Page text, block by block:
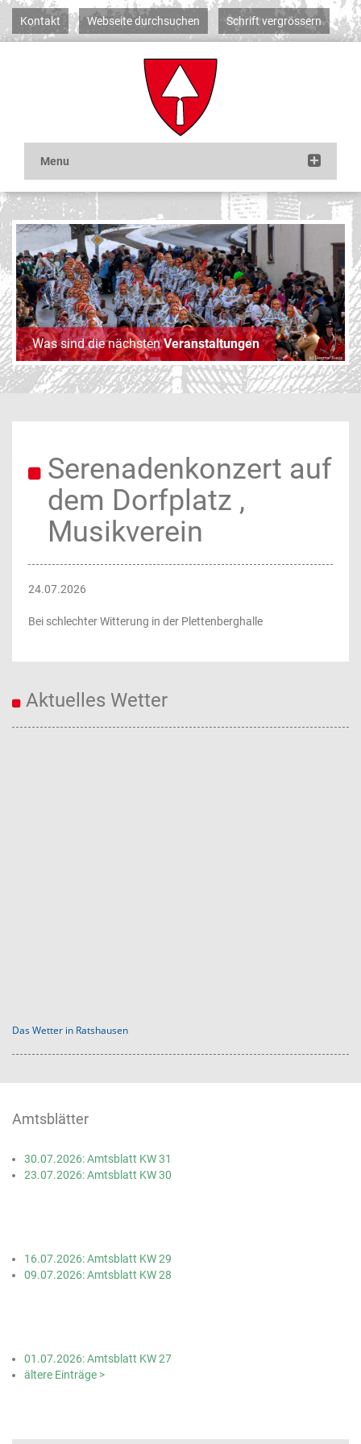
Kontakt Webseite durchsuchen Schrift vergrössern
Was sind die nächstenVeranstaltungen
Serenadenkonzert auf
dem Dorfplatz ,
Musikverein
24.07.2026
Bei schlechter Witterung in der Plettenberghalle
Aktuelles Wetter
Das Wetter in Ratshausen
Amtsblätter
30.07.2026: Amtsblatt KW 31
23.07.2026: Amtsblatt KW 30
16.07.2026: Amtsblatt KW 29
09.07.2026: Amtsblatt KW 28
01.07.2026: Amtsblatt KW 27
ältere Einträge >